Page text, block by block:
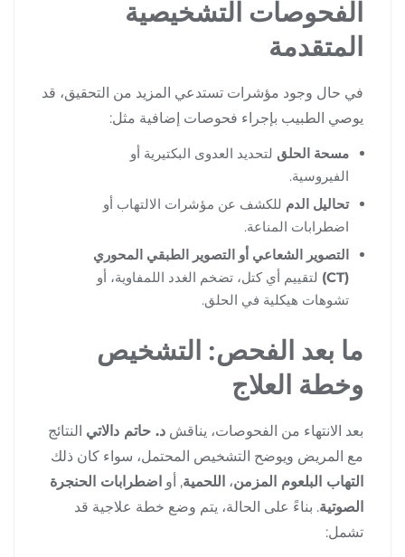
الفحوصات التشخيصية
المتقدمة
في حال وجود مؤشرات تستدعي المزيد من التحقيق، قد
يوصي الطبيب بإجراء فحوصات إضافية مثل:
مسحة الحلق لتحديد العدوى البكتيرية أو
الفيروسية.
تحاليل الدم للكشف عن مؤشرات الالتهاب أو
اضطرابات المناعة.
التصوير الشعاعي أو التصوير الطبقي المحوري
(CT)
لتقييم أي كتل، تضخم الغدد اللمفاوية، أو
تشوهات هيكلية في الحلق.
ما بعد الفحص: التشخيص
وخطة العلاج
بعد الانتهاء من الفحوصات، يناقش د. حاتم دالاتي النتائج
مع المريض ويوضح التشخيص المحتمل، سواء كان ذلك
التهاب البلعوم المزمن، اللحمية, أو اضطرابات الحنجرة
الصوتية. بناءً على الحالة، يتم وضع خطة علاجية قد
تشمل: